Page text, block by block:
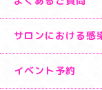
サロンにおける感
イベント予約